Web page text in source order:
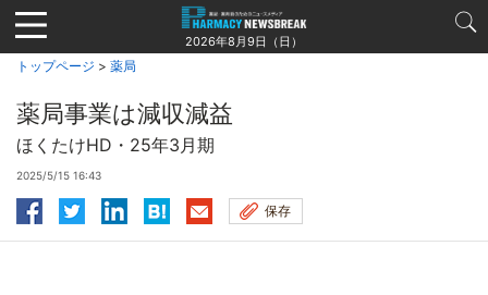
Jump
to
navigation
2026年8月9日（日）
トップページ > 薬局
薬局事業は減収減益
ほくたけHD・25年3月期
2025/5/15 16:43
保存